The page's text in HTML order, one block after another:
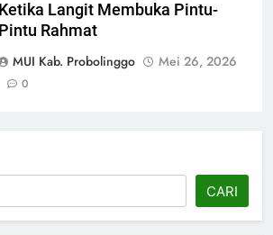
Ketika Langit Membuka Pintu-
Pintu Rahmat
MUI Kab. Probolinggo
Mei 26, 2026
0
CARI